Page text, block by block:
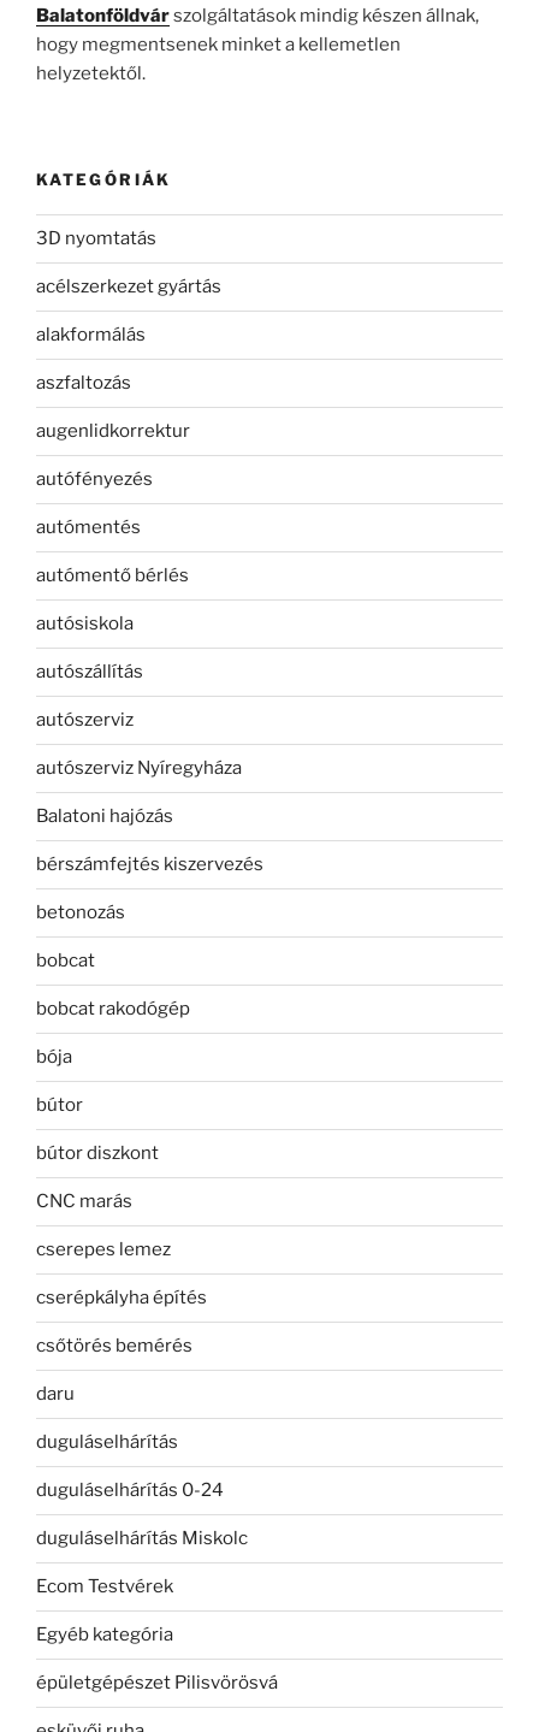
Balatonföldvárszolgáltatások mindig készen állnak,
hogy megmentsenek minket a kellemetlen
helyzetektől.
KATEGÓRIÁK
3D nyomtatás
acélszerkezet gyártás
alakformálás
aszfaltozás
augenlidkorrektur
autófényezés
autómentés
autómentő bérlés
autósiskola
autószállítás
autószerviz
autószerviz Nyíregyháza
Balatoni hajózás
bérszámfejtés kiszervezés
betonozás
bobcat
bobcat rakodógép
bója
bútor
bútor diszkont
CNC marás
cserepes lemez
cserépkályha építés
csőtörés bemérés
daru
duguláselhárítás
duguláselhárítás 0-24
duguláselhárítás Miskolc
Ecom Testvérek
Egyéb kategória
épületgépészet Pilisvörösvá